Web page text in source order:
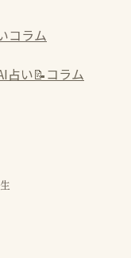
コラム
占い📝コラム